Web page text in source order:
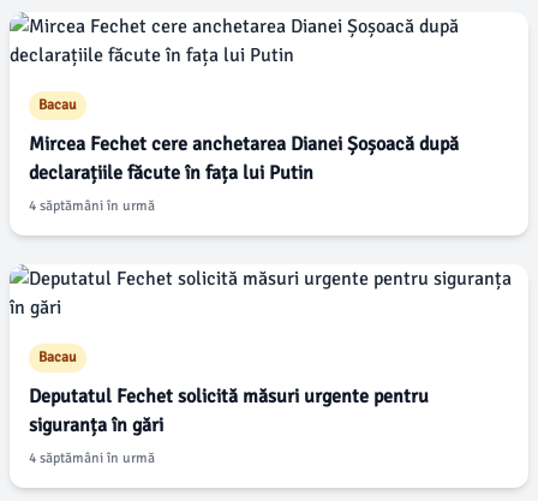
Bacau
Mircea Fechet cere anchetarea Dianei Șoșoacă după
declarațiile făcute în fața lui Putin
4 săptămâni în urmă
Bacau
Deputatul Fechet solicită măsuri urgente pentru
siguranța în gări
4 săptămâni în urmă